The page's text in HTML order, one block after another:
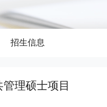
招生信息
理硕士项目